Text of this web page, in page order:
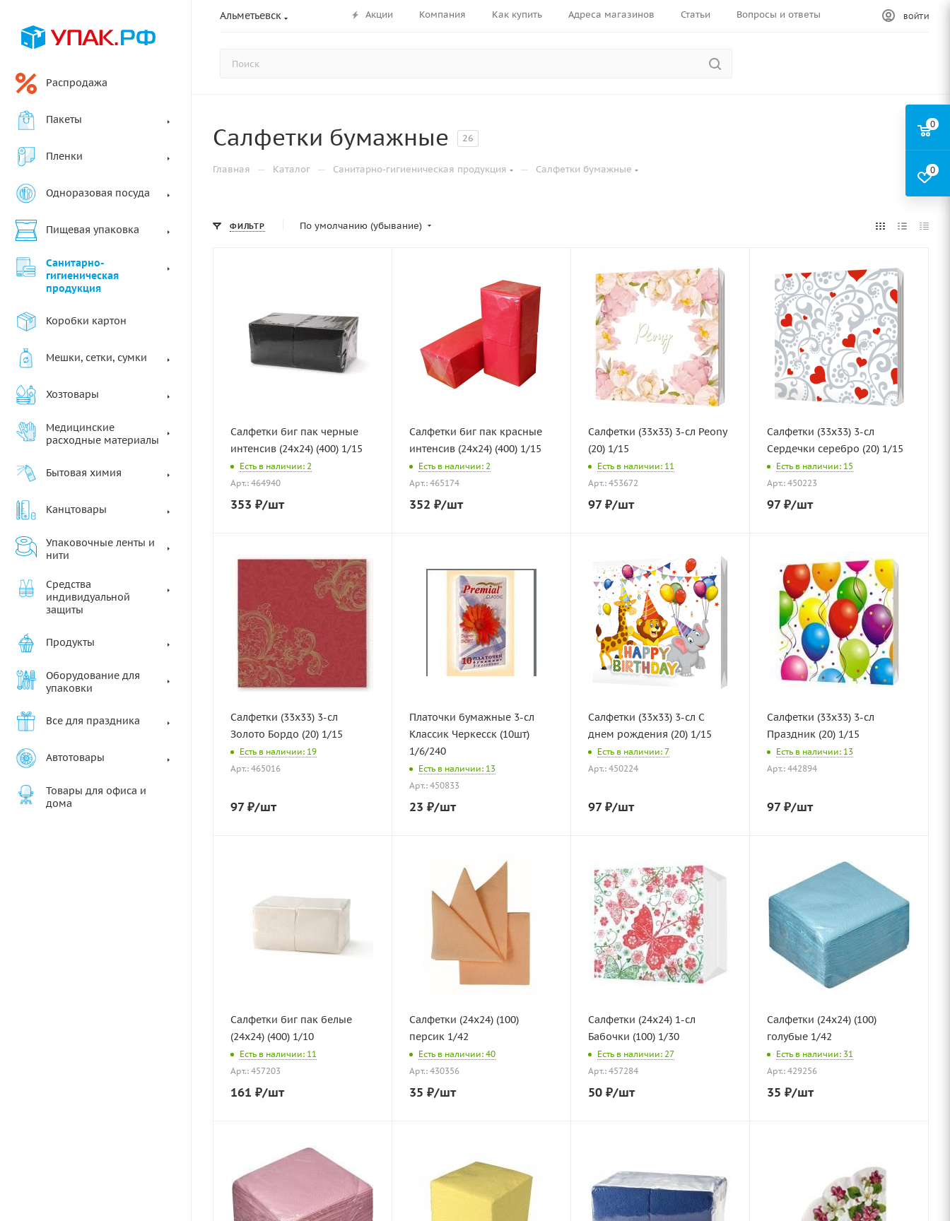
Альметьевск Акции Компания Как купить Адреса магазинов Статьи Вопросы и ответы ВОЙТИ
Распродажа
Пакеты
Пленки
Одноразовая посуда
Пищевая упаковка
Санитарно-
гигиеническая
продукция
Коробки картон
Мешки, сетки, сумки
Хозтовары
Медицинские
расходные материалы
Бытовая химия
Канцтовары
Упаковочные ленты и
нити
Средства
индивидуальной
защиты
Продукты
Оборудование для
упаковки
Все для праздника
Автотовары
Товары для офиса и
дома
Салфетки бумажные 26
Главная — Каталог — Санитарно-гигиеническая продукция — Салфетки бумажные
ФИЛЬТР По умолчанию (убывание)
Салфетки биг пак черные
интенсив (24х24) (400) 1/15
Есть в наличии: 2
Арт.: 464940
353 ₽/шт
Салфетки биг пак красные
интенсив (24х24) (400) 1/15
Есть в наличии: 2
Арт.: 465174
352 ₽/шт
Салфетки (33х33) 3-сл Peony
(20) 1/15
Есть в наличии: 11
Арт.: 453672
97₽/шт
Салфетки (33х33) 3-сл
Сердечки серебро (20) 1/15
Есть в наличии: 15
Арт.: 450223
97₽/шт
Салфетки (33х33) 3-сл
Золото Бордо (20) 1/15
Есть в наличии: 19
Арт.: 465016
97₽/шт
Платочки бумажные 3-сл
Классик Черкесск (10шт)
1/6/240
Есть в наличии: 13
Арт.: 450833
23 ₽/шт
Салфетки (33х33) 3-сл С
днем рождения (20) 1/15
Есть в наличии: 7
Арт.: 450224
97₽/шт
Салфетки (33х33) 3-сл
Праздник (20) 1/15
Есть в наличии: 13
Арт.: 442894
97₽/шт
Салфетки биг пак белые
(24х24) (400) 1/10
Есть в наличии: 11
Арт.: 457203
161 ₽/шт
Салфетки (24х24) (100)
персик 1/42
Есть в наличии: 40
Арт.: 430356
35 ₽/шт
Салфетки (24х24) 1-сл
Бабочки (100) 1/30
Есть в наличии: 27
Арт.: 457284
50 ₽/шт
Салфетки (24х24) (100)
голубые 1/42
Есть в наличии: 31
Арт.: 429256
35 ₽/шт
0
0